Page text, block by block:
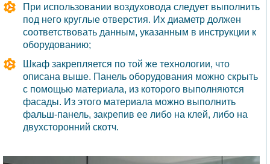
При использовании воздуховода следует выполнить
под него круглые отверстия. Их диаметр должен
соответствовать данным, указанным в инструкции к
оборудованию;
Шкаф закрепляется по той же технологии, что
описана выше. Панель оборудования можно скрыть
с помощью материала, из которого выполняются
фасады. Из этого материала можно выполнить
фальш-панель, закрепив ее либо на клей, либо на
двухсторонний скотч.